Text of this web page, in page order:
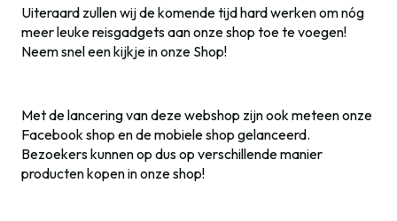
Uiteraard zullen wij de komende tijd hard werken om nóg
meer leuke reisgadgets aan onze shop toe te voegen!
Neem snel een kijkje in onze Shop!
Met de lancering van deze webshop zijn ook meteen onze
Facebook shop en de mobiele shop gelanceerd.
Bezoekers kunnen op dus op verschillende manier
producten kopen in onze shop!